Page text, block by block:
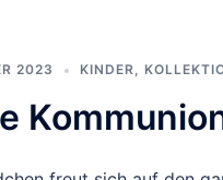
2023 KINDER,